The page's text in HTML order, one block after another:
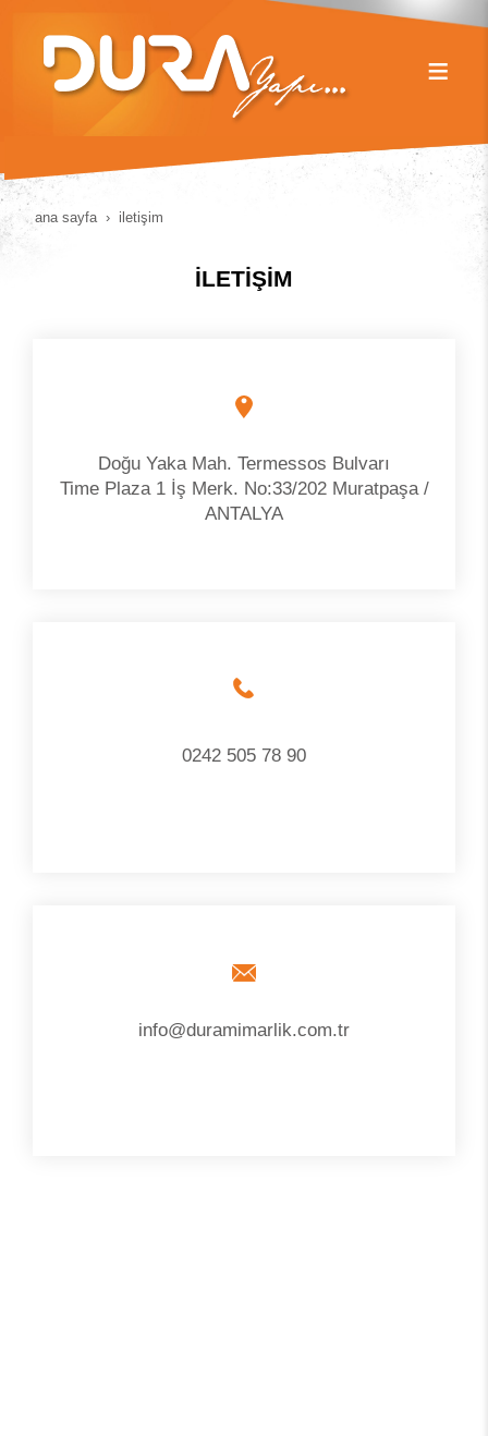
ana sayfa i̇leti̇şi̇m
İLETİŞİM
Doğu Yaka Mah. Termessos Bulvarı
Time Plaza 1 İş Merk. No:33/202 Muratpaşa /
ANTALYA
0242 505 78 90
info@duramimarlik.com.tr